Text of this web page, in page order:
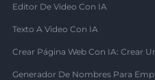
Editor De Video Con IA
Texto A Video Con IA
Crear Página Web Con IA: Crear
Generador De Nombres Para